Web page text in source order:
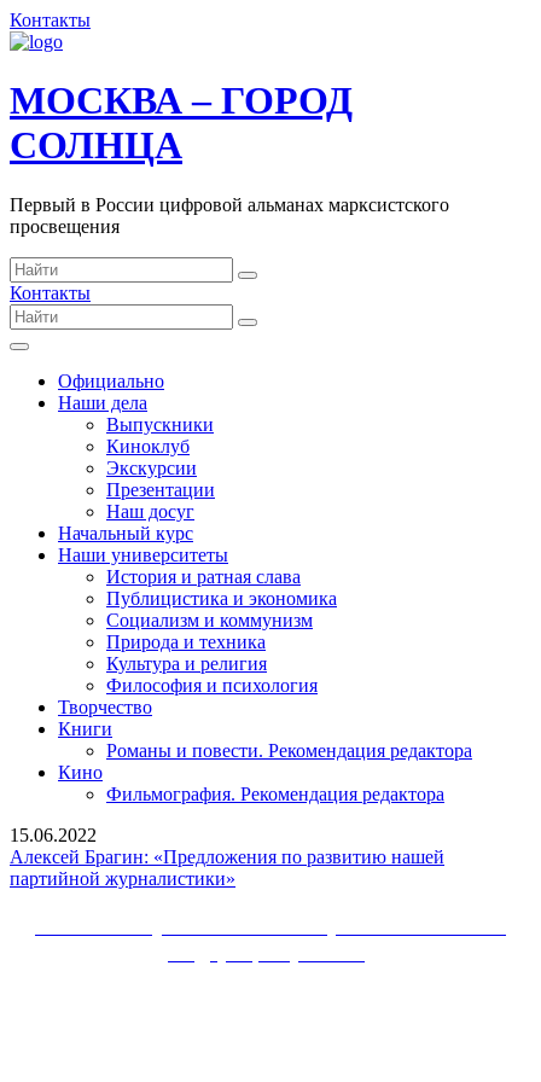
Контакты
МОСКВА – ГОРОД
СОЛНЦА
Первый в России цифровой альманах марксистского
просвещения
Контакты
Официально
Наши дела
Выпускники
Киноклуб
Экскурсии
Презентации
Наш досуг
Начальный курс
Наши университеты
История и ратная слава
Публицистика и экономика
Социализм и коммунизм
Природа и техника
Культура и религия
Философия и психология
Творчество
Книги
Романы и повести. Рекомендация редактора
Кино
Фильмография. Рекомендация редактора
15.06.2022
Алексей Брагин: «Предложения по развитию нашей
партийной журналистики»
по
развитию